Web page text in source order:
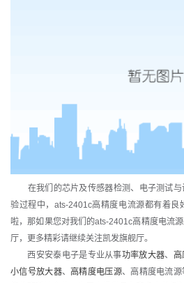
在我们的芯片及传感器检测、电子测试与
验过程中，ats-2401c高精度电流源都有着良
啦，那如果您对我们的ats-2401c高精度电流
厅，更多精彩请继续关注凯发旗舰厅。
西安安泰电子是专业从事功率放大器、
小信号放大器、 高精度电压源、高精度电流